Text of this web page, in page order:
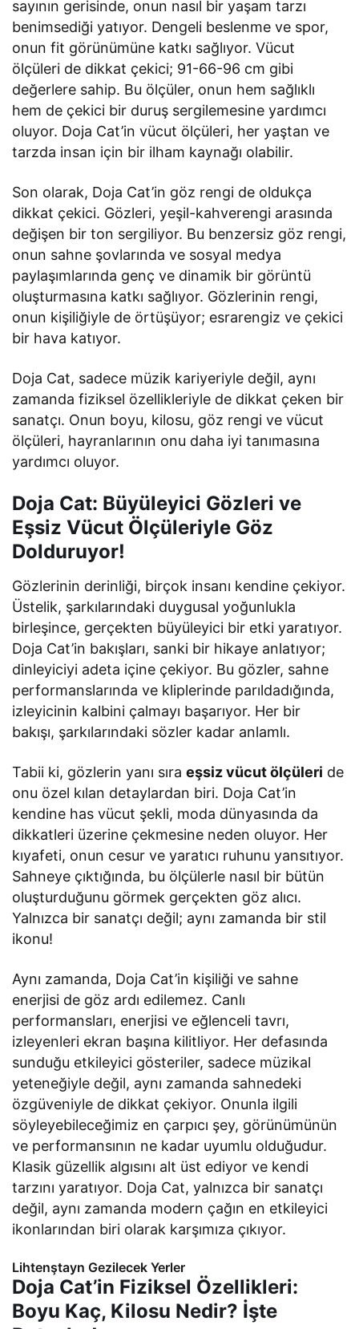
sayının gerisinde, onun nasıl bir yaşam tarzı
benimsediği yatıyor. Dengeli beslenme ve spor,
onun fit görünümüne katkı sağlıyor. Vücut
ölçüleri de dikkat çekici; 91-66-96 cm gibi
değerlere sahip. Bu ölçüler, onun hem sağlıklı
hem de çekici bir duruş sergilemesine yardımcı
oluyor. Doja Cat’in vücut ölçüleri, her yaştan ve
tarzda insan için bir ilham kaynağı olabilir.
Son olarak, Doja Cat’in göz rengi de oldukça
dikkat çekici. Gözleri, yeşil-kahverengi arasında
değişen bir ton sergiliyor. Bu benzersiz göz rengi,
onun sahne şovlarında ve sosyal medya
paylaşımlarında genç ve dinamik bir görüntü
oluşturmasına katkı sağlıyor. Gözlerinin rengi,
onun kişiliğiyle de örtüşüyor; esrarengiz ve çekici
bir hava katıyor.
Doja Cat, sadece müzik kariyeriyle değil, aynı
zamanda fiziksel özellikleriyle de dikkat çeken bir
sanatçı. Onun boyu, kilosu, göz rengi ve vücut
ölçüleri, hayranlarının onu daha iyi tanımasına
yardımcı oluyor.
Doja Cat: Büyüleyici Gözleri ve
Eşsiz Vücut Ölçüleriyle Göz
Dolduruyor!
Gözlerinin derinliği, birçok insanı kendine çekiyor.
Üstelik, şarkılarındaki duygusal yoğunlukla
birleşince, gerçekten büyüleyici bir etki yaratıyor.
Doja Cat’in bakışları, sanki bir hikaye anlatıyor;
dinleyiciyi adeta içine çekiyor. Bu gözler, sahne
performanslarında ve kliplerinde parıldadığında,
izleyicinin kalbini çalmayı başarıyor. Her bir
bakışı, şarkılarındaki sözler kadar anlamlı.
Tabii ki, gözlerin yanı sıraeşsiz vücut ölçüleri de
onu özel kılan detaylardan biri. Doja Cat’in
kendine has vücut şekli, moda dünyasında da
dikkatleri üzerine çekmesine neden oluyor. Her
kıyafeti, onun cesur ve yaratıcı ruhunu yansıtıyor.
Sahneye çıktığında, bu ölçülerle nasıl bir bütün
oluşturduğunu görmek gerçekten göz alıcı.
Yalnızca bir sanatçı değil; aynı zamanda bir stil
ikonu!
Aynı zamanda, Doja Cat’in kişiliği ve sahne
enerjisi de göz ardı edilemez. Canlı
performansları, enerjisi ve eğlenceli tavrı,
izleyenleri ekran başına kilitliyor. Her defasında
sunduğu etkileyici gösteriler, sadece müzikal
yeteneğiyle değil, aynı zamanda sahnedeki
özgüveniyle de dikkat çekiyor. Onunla ilgili
söyleyebileceğimiz en çarpıcı şey, görünümünün
ve performansının ne kadar uyumlu olduğudur.
Klasik güzellik algısını alt üst ediyor ve kendi
tarzını yaratıyor. Doja Cat, yalnızca bir sanatçı
değil, aynı zamanda modern çağın en etkileyici
ikonlarından biri olarak karşımıza çıkıyor.
Lihtenştayn Gezilecek Yerler
Doja Cat’in Fiziksel Özellikleri:
Boyu Kaç, Kilosu Nedir? İşte